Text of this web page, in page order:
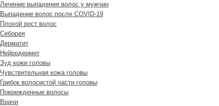
Лечение выпадения волос у мужчин
Выпадение волос после COVID-19
Плохой рост волос
Cеборея
Дерматит
Нейродермит
Зуд кожи головы
Чувствительная кожа головы
Грибок волосистой части головы
Поврежденные волосы
Врачи